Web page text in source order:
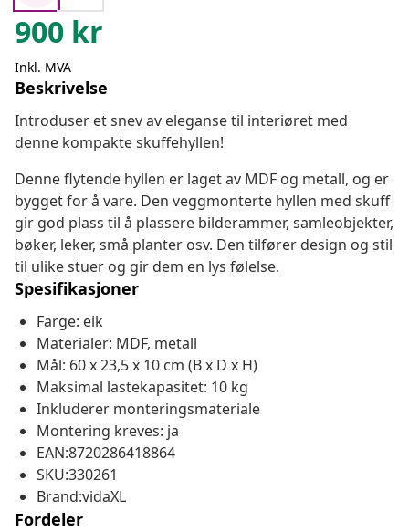
900 kr
Inkl. MVA
Beskrivelse
Introduser et snev av eleganse til interiøret med
denne kompakte skuffehyllen!
Denne flytende hyllen er laget av MDF og metall, og er
bygget for å vare. Den veggmonterte hyllen med skuff
gir god plass til å plassere bilderammer, samleobjekter,
bøker, leker, små planter osv. Den tilfører design og stil
til ulike stuer og gir dem en lys følelse.
Spesifikasjoner
Farge: eik
Materialer: MDF, metall
Mål: 60 x 23,5 x 10 cm (B x D x H)
Maksimal lastekapasitet: 10 kg
Inkluderer monteringsmateriale
Montering kreves: ja
EAN:8720286418864
SKU:330261
Brand:vidaXL
Fordeler